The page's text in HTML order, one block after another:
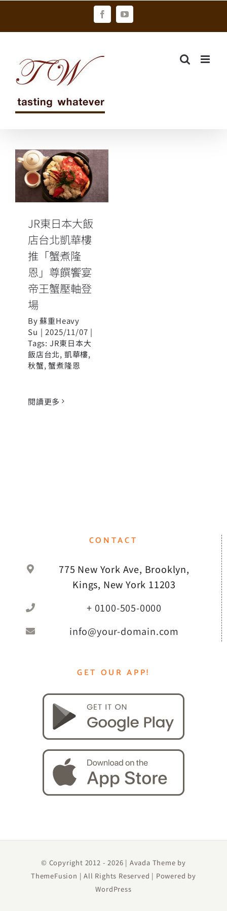
FacebookYouTube
JR東日本大飯
店台北凱華樓
推「蟹煮隆
恩」尊饌饗宴
場
JR東日本大飯
店台北凱華樓
推「蟹煮隆
恩」尊饌饗宴
帝王蟹壓軸登
場
By蘇重Heavy
Su | 2025/11/07 |
Tags: JR東日本大
飯店台北, 凱華樓,
秋蟹,蟹煮隆恩
閱讀更多
CONTACT
775 New York Ave, Brooklyn,
Kings, New York 11203
+ 0100-505-0000
info@your-domain.com
GET OUR APP!
© Copyright 2012 -2026 | Avada Theme by
ThemeFusion | All Rights Reserved | Powered by
WordPress